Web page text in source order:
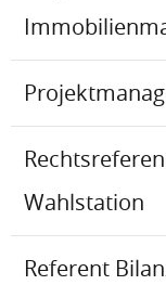
Wahlstation
Referent